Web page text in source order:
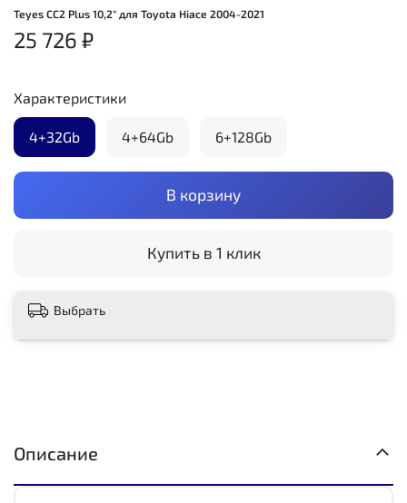
Teyes CC2 Plus 10,2" для Toyota Hiace 2004-2021
25 726 ₽
В корзину
Купить в 1 клик
Характеристики
4+32Gb 4+64Gb 6+128Gb
Выбрать
Описание